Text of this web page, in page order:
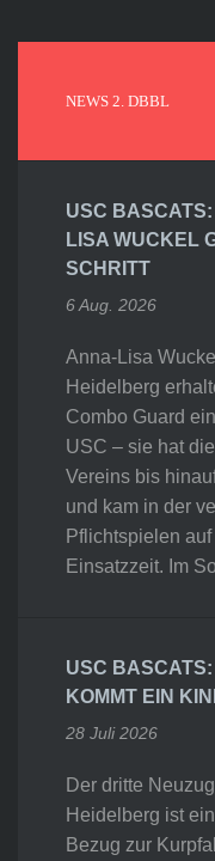
NEWS 2. DBBL
USC
LISA WUCKEL
SCHRITT
6 Aug. 2026
Anna-Lisa
Heidelberg
Combo Guard
USC – sie hat
Vereins bis
und kam in der
Pflichtspielen
Einsatzzeit. Im
USC
KOMMT EIN
28 Juli 2026
Der dritte
Heidelberg ist
Bezug zur